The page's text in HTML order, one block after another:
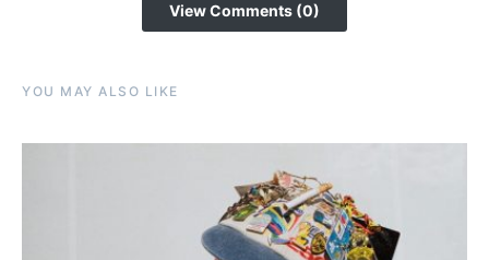
View Comments (0)
YOU MAY ALSO LIKE